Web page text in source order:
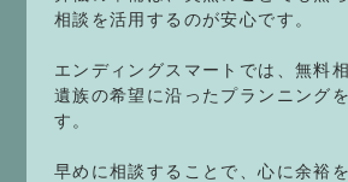
相談を活用するのが安心です。
エンディングスマートでは、無料
遺族の希望に沿ったプランニング
す。
早めに相談することで、心に余裕